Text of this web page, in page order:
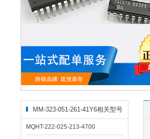
MM-323-051-261-41Y6相关型号
MQHT-222-025-213-4700